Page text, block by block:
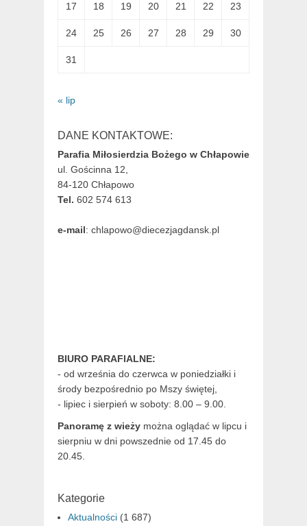
17 18 19 20 21 22 23
24 25 26 27 28 29 30
31
« lip
DANE KONTAKTOWE:
Parafia Miłosierdzia Bożego w Chłapowie
ul. Gościnna 12,
84-120 Chłapowo
Tel. 602 574 613
e-mail: chlapowo@diecezjagdansk.pl
BIURO PARAFIALNE:
- od września do czerwca w poniedziałki i
środy bezpośrednio po Mszy świętej,
- lipiec i sierpień w soboty: 8.00 – 9.00.
Panoramę z wieży można oglądać w lipcu i
sierpniu w dni powszednie od 17.45 do
20.45.
Kategorie
Aktualności (1 687)